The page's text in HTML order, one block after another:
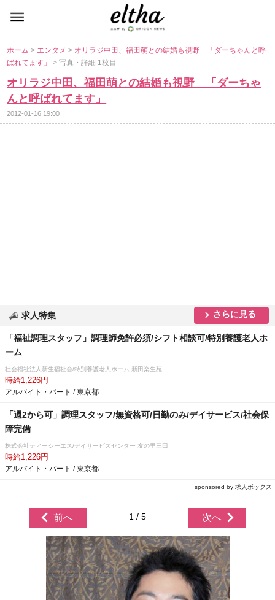
ホーム> エンタメ> オリラジ中田、福田萌との結婚も視野 「ダーちゃんと呼
ばれてます」> 写真・詳細 1枚目
オリラジ中田、福田萌との結婚も視野 「ダーちゃ
んと呼ばれてます」
2012-01-16 19:00
求人特集 さらに見る
「福祉調理スタッフ」調理師免許必須/シフト相談可/特別養護老人ホ
ーム
社会福祉法人新生福祉会/特別養護老人ホーム 新田楽生苑
時給1,226円
アルバイト・パート / 東京都
「週2から可」調理スタッフ/無資格可/日勤のみ/デイサービス/社会保
障完備
株式会社ティーシーエス/デイサービスセンター 友の里三田
時給1,226円
アルバイト・パート / 東京都
sponsored by 求人ボックス
前へ 1 / 5 次へ